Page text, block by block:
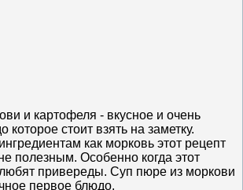
и картофеля - вкусное и очень
которое стоит взять на заметку.
как морковь этот рецепт
полезным. Особенно когда этот
привереды. Суп пюре из моркови
первое блюдо.